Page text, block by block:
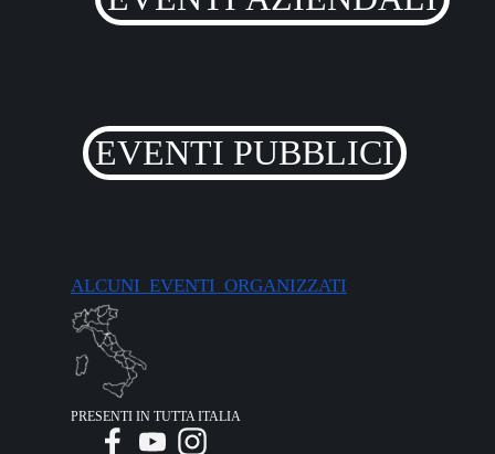
EVENTI PUBBLICI
ALCUNI EVENTI ORGANIZZATI
PRESENTI IN TUTTA ITALIA